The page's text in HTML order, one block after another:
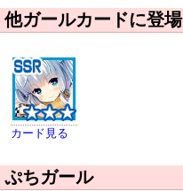
他ガールカードに登場
カード見る
ぷちガール